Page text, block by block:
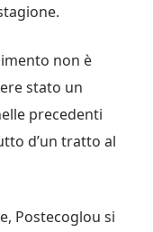
non è
stato un
precedenti
d’un tratto al
Postecoglou si